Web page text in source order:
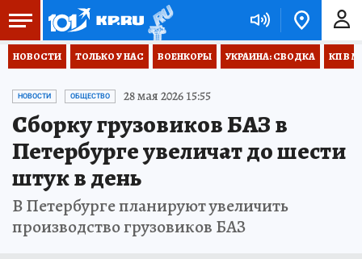
НОВОСТИ ТОЛЬКО У НАС ВОЕНКОРЫ УКРАИНА: СВОДКА КП В
НОВОСТИ ОБЩЕСТВО 28 мая 2026 15:55
Сборку грузовиков БАЗ в
Петербурге увеличат до шести
штук в день
В Петербурге планируют увеличить
производство грузовиков БАЗ